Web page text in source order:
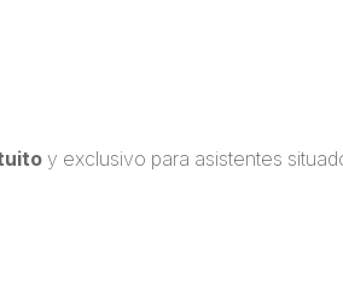
y exclusivo para asistentes